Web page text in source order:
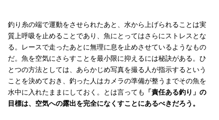
釣り糸の端で運動をさせられたあと、水から上げられることは実
質上呼吸を止めることであり、魚にとってはさらにストレスとな
る。レースで走ったあとに無理に息を止めさせているようなもの
だ。魚を空気にさらすことを最小限に抑えるには秘訣がある。ひ
とつの方法としては、あらかじめ写真を撮る人が指示するという
ことを決めておき、釣った人はカメラの準備が整うまでその魚を
水中に入れたままにしておく。とは言っても 「責任ある釣り」の
目標は、空気への露出を完全になくすことにあるべきだろう。